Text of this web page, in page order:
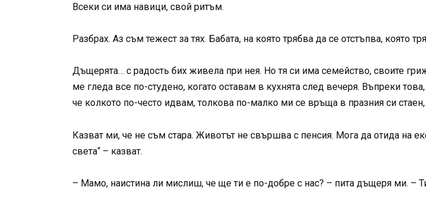
Всеки си има навици, свой ритъм.
Разбрах. Аз съм тежест за тях. Бабата, на която трябва да се отстъпва, която
Дъщерята… с радость бих живела при нея. Но тя си има семейство, своите
ме гледа все по-студено, когато оставам в кухнята след вечеря. Въпреки
че колкото по-често идвам, толкова по-малко ми се връща в празния си
Казват ми, че не съм стара. Животът не свършва с пенсия. Мога да отида на
света“ – казват.
– Мамо, наистина ли мислиш, че ще ти е по-добре с нас? – пита дъщеря ми.